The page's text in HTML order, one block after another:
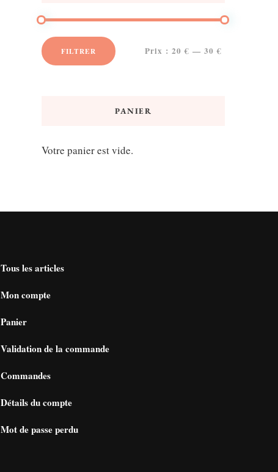
FILTRER Prix : 20 € — 30 €
PANIER
Votre panier est vide.
Tous les articles
Mon compte
Panier
Validation de la commande
Commandes
Détails du compte
Mot de passe perdu